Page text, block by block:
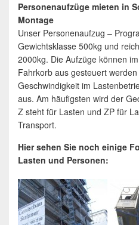
Personenaufzüge mieten in
Montage
Unser Personenaufzug –
Gewichtsklasse 500kg und
2000kg. Die Aufzüge können
Fahrkorb aus gesteuert
Geschwindigkeit im
aus. Am häufigsten wird der
Z steht für Lasten und ZP für
Transport.
Hier sehen Sie noch einige
Lasten und Personen: